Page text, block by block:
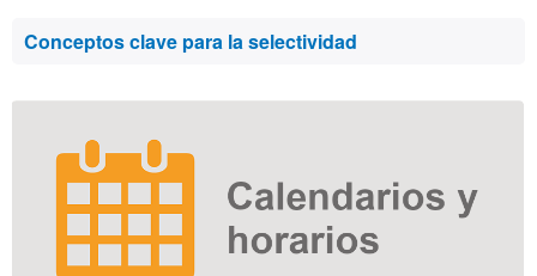
Conceptos clave para la selectividad